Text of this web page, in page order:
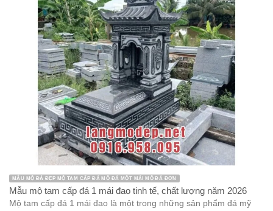
MẪU MỘ ĐÁ ĐẸP MỘ TAM CẤP ĐÁ MỘ ĐÁ MỘT MÁI MỘ ĐÁ ĐƠN
Mẫu mộ tam cấp đá 1 mái đao tinh tế, chất lượng năm 2026
Mộ tam cấp đá 1 mái đao là một trong những sản phẩm đá mỹ